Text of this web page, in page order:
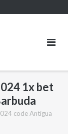
1x bet
code Antigua